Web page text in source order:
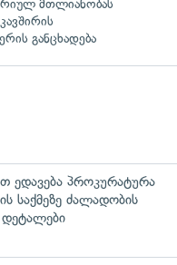
მთლიანობას
განცხადება
ედავება პროკურატურა
საქმეზე ძალადობის
დეტალები